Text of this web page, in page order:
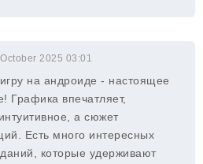
2025 03:01
игру на андроиде - настоящее
Графика впечатляет,
а сюжет
Есть много интересных
которые удерживают